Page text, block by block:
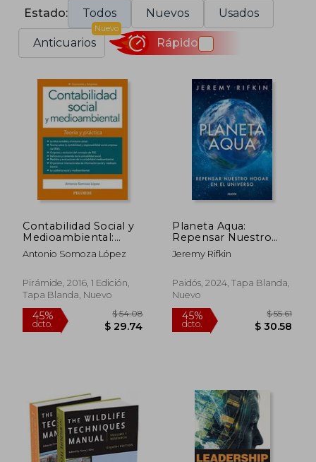
Estado: Todos Nuevos Usados
Anticuarios
Nuevo
Rápido
Contabilidad Social y
Medioambiental:
Teoría y Práctica
(Economía y
Antonio Somoza López
Pirámide, 2016, 1 Edición,
Tapa Blanda, Nuevo
45%
dcto. $ 29.74
Planeta Aqua:
Repensar Nuestro
Hogar en el Universo
Jeremy Rifkin
Paidós, 2024, Tapa Blanda,
Nuevo
45%
dcto.